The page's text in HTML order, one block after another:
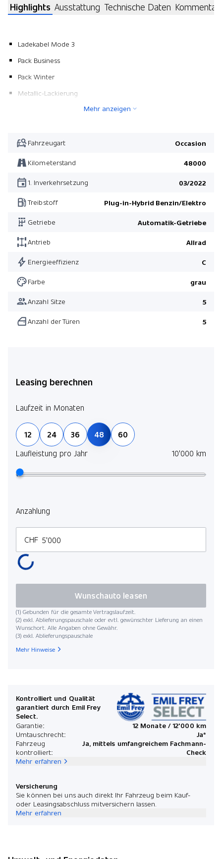
Highlights Ausstattung Technische Daten Kommentar
Ladekabel Mode 3
Pack Business
Pack Winter
Metallic-Lackierung
Mehr anzeigen
Fahrzeugart Occasion
Kilometerstand 48000
1. Inverkehrsetzung 03/2022
Treibstoff Plug-in-Hybrid Benzin/Elektro
Getriebe Automatik-Getriebe
Antrieb Allrad
Energieeffizienz C
Farbe grau
Anzahl Sitze 5
Anzahl der Türen 5
Leasing berechnen
Laufzeit in Monaten
12 24 36 48
60
Laufleistung pro Jahr
10'000 km
Anzahlung
CHF
(1) Gebunden für die gesamte Vertragslaufzeit.
(2) exkl. Ablieferungspauschale oder evtl. gewünschter Lieferung an einen
Wunschort. Alle Angaben ohne Gewähr.
(3) exkl. Ablieferungspauschale
Wunschauto leasen
Mehr Hinweise
Kontrolliert und Qualität
garantiert durch Emil Frey
Select.
Garantie:
12 Monate / 12'000 km
Umtauschrecht:
Ja*
Fahrzeug
kontrolliert:
Ja, mittels umfangreichem Fachmann-
Check
Mehr erfahren
Versicherung
Sie können bei uns auch direkt Ihr Fahrzeug beim Kauf-
oder Leasingsabschluss mitversichern lassen.
Mehr erfahren